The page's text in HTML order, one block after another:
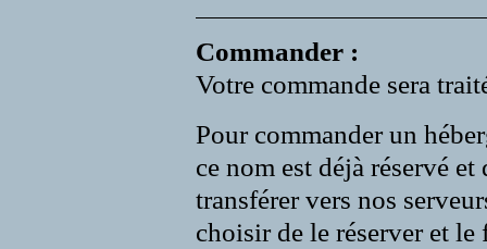
Commander :
Votre commande sera
Pour commander un
ce nom est déjà réservé
transférer vers nos
choisir de le réserver et